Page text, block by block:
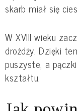
skarb miał się
W XVIII wieku
drożdży. Dzięki
puszyste, a
kształtu.